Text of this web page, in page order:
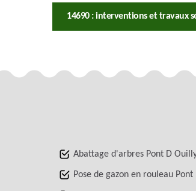
14690 : interventions et travaux
Abattage d'arbres Pont D
Pose de gazon en rouleau